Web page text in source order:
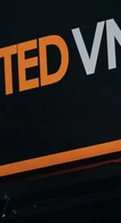
ЗАПИСЬ НА